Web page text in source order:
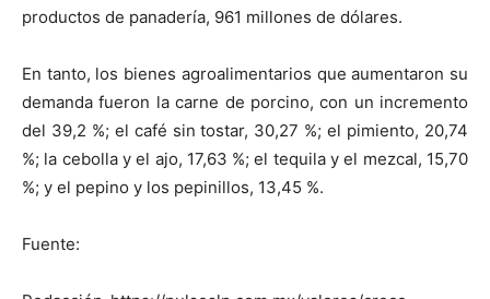
productos de panadería, 961 millones de dólares.
En tanto, los bienes agroalimentarios que aumentaron su
demanda fueron la carne de porcino, con un incremento
del 39,2 %; el café sin tostar, 30,27 %; el pimiento, 20,74
%; la cebolla y el ajo, 17,63 %; el tequila y el mezcal, 15,70
%; y el pepino y los pepinillos, 13,45 %.
Fuente: